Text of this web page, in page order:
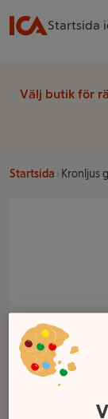
Startsida
Välj butik för
Startsida Kronljus